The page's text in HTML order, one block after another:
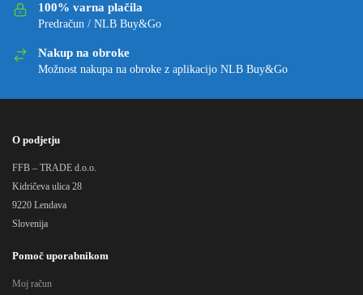
100% varna plačila
Predračun / NLB Buy&Go
Nakup na obroke
Možnost nakupa na obroke z aplikacijo NLB Buy&Go
O podjetju
FFB – TRADE d.o.o.
Kidričeva ulica 28
9220 Lendava
Slovenija
Pomoč uporabnikom
Moj račun